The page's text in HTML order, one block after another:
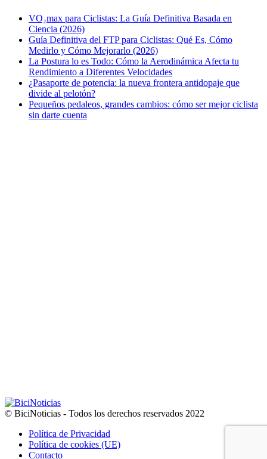
VO₂max para Ciclistas: La Guía Definitiva Basada en
Ciencia (2026)
Guía Definitiva del FTP para Ciclistas: Qué Es, Cómo
Medirlo y Cómo Mejorarlo (2026)
La Postura lo es Todo: Cómo la Aerodinámica Afecta tu
Rendimiento a Diferentes Velocidades
¿Pasaporte de potencia: la nueva frontera antidopaje que
divide al pelotón?
Pequeños pedaleos, grandes cambios: cómo ser mejor ciclista
sin darte cuenta
© BiciNoticias - Todos los derechos reservados 2022
Política de Privacidad
Política de cookies (UE)
Contacto